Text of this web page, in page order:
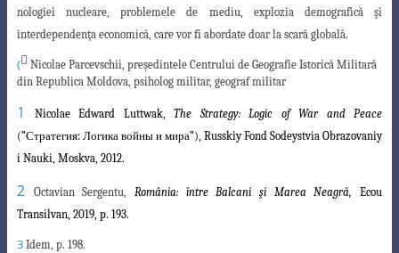
nologiei nucleare, problemele de mediu, explozia demografică şi
interdependenţa economică, care vor fi abordate doar la scară globală.
( Nicolae Parcevschii, preşedintele Centrului de Geografie Istorică Militară
din Republica Moldova, psiholog militar, geograf militar
1 Nicolae Edward Luttwak,The Strategy: Logic of War and Peace
(”Стратегия: Логика войны и мира”), Russkiy Fond Sodeystvia Obrazovaniy
i Nauki, Moskva, 2012.
2 Octavian Sergentu, România: între Balcani şi Marea Neagră,Ecou
Transilvan, 2019, p. 193.
3Idem, p. 198.